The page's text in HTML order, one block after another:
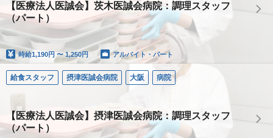
【医療法人医誠会】茨木医誠会病院：調理スタッフ
（パート）
時給1,190円 〜 1,250円 アルバイト・パート
給食スタッフ 摂津医誠会病院 大阪 病院
【医療法人医誠会】摂津医誠会病院：調理スタッフ
（パート）